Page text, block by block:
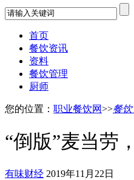
首页
餐饮资讯
资料
餐饮管理
厨师
您的位置： 职业餐饮网>>餐
“倒版”麦当劳
有味财经 2019年11月22日